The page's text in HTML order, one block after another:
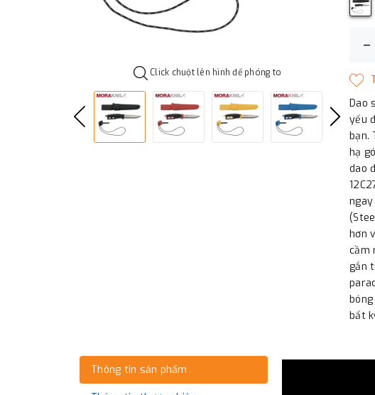
Click chuột lên hình để phóng to
–
Dao
yếu
bạn.
hạ
dao
hơn
cầm
gắn
bất
Thông tin sản phẩm